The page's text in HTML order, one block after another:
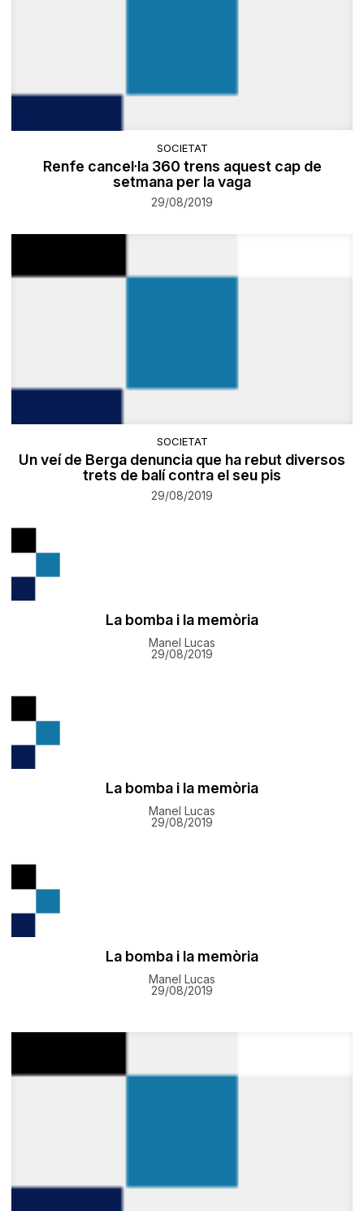
SOCIETAT
Renfe cancel·la 360 trens aquest cap de
setmana per la vaga
29/08/2019
SOCIETAT
Un veí de Berga denuncia que ha rebut diversos
trets de balí contra el seu pis
29/08/2019
La bomba i la memòria
Manel Lucas
29/08/2019
La bomba i la memòria
Manel Lucas
29/08/2019
La bomba i la memòria
Manel Lucas
29/08/2019